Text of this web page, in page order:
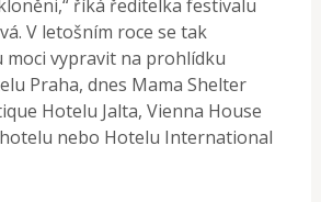
říká ředitelka festivalu
V letošním roce se tak
moci vypravit na prohlídku
Praha, dnes Mama Shelter
Hotelu Jalta, Vienna House
nebo Hotelu International